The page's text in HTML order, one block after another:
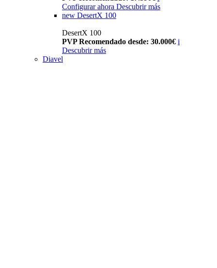
Configurar ahora Descubrir más
new DesertX 100
DesertX 100
PVP Recomendado desde: 30.000€ i
Descubrir más
Diavel